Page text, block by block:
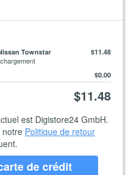
Townstar $11.48
$0.00
$11.48
est Digistore24 GmbH.
notre Politique de retour
de crédit